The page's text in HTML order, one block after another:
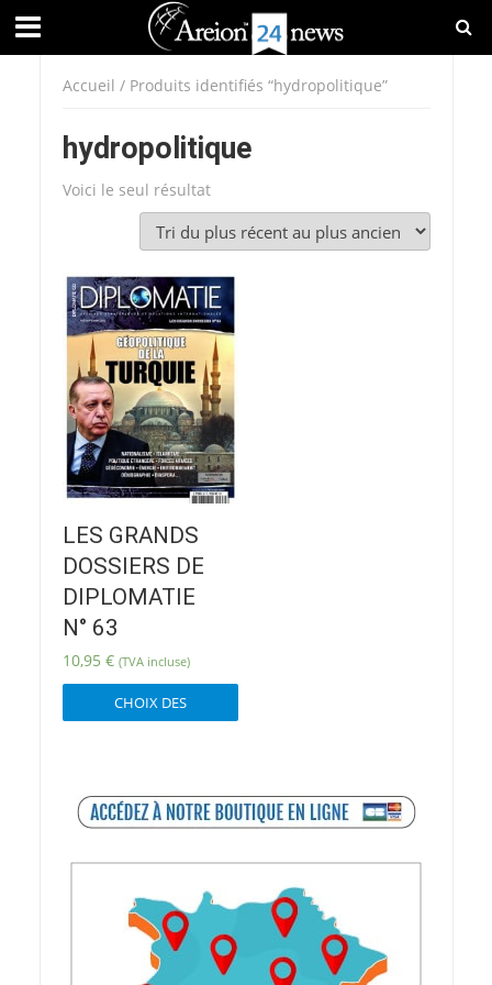
Accueil / Produits identifiés “hydropolitique”
hydropolitique
Voici le seul résultat
LES GRANDS
DOSSIERS DE
DIPLOMATIE
N° 63
10,95 € (TVA incluse)
CHOIX DES
Ce
Les
options
peuvent
choisies